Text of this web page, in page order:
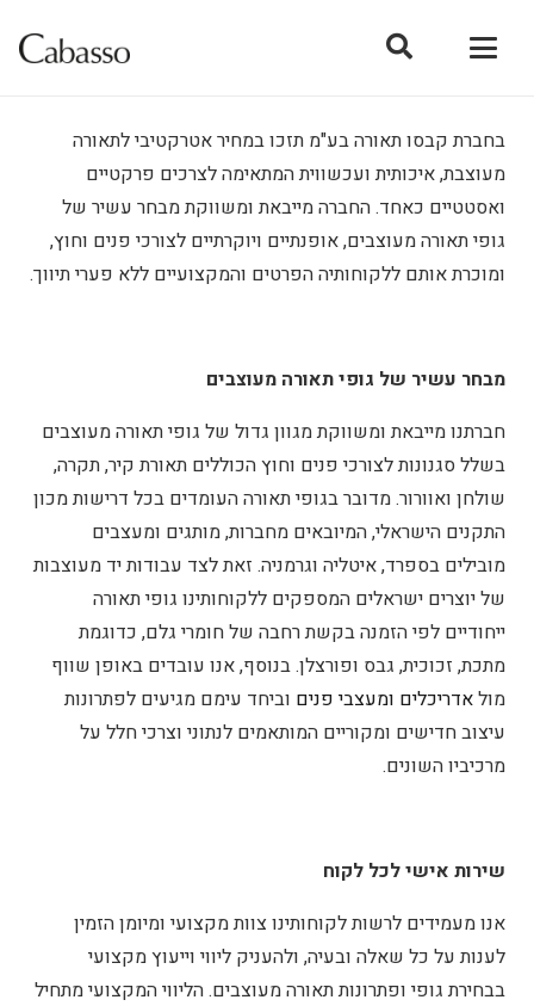
בחברת קבסו תאורה בע"מ תזכו במחיר אטרקטיבי לתאורה
מעוצבת, איכותית ועכשווית המתאימה לצרכים פרקטיים
ואסטטיים כאחד. החברה מייבאת ומשווקת מבחר עשיר של
גופי תאורה מעוצבים, אופנתיים ויוקרתיים לצורכי פנים וחוץ,
ומוכרת אותם ללקוחותיה הפרטים והמקצועיים ללא פערי תיווך.
מבחר עשיר של גופי תאורה מעוצבים
חברתנו מייבאת ומשווקת מגוון גדול של גופי תאורה מעוצבים
בשלל סגנונות לצורכי פנים וחוץ הכוללים תאורת קיר, תקרה,
שולחן ואוורור. מדובר בגופי תאורה העומדים בכל דרישות מכון
התקנים הישראלי, המיובאים מחברות, מותגים ומעצבים
מובילים בספרד, איטליה וגרמניה. זאת לצד עבודות יד מעוצבות
של יוצרים ישראלים המספקים ללקוחותינו גופי תאורה
ייחודיים לפי הזמנה בקשת רחבה של חומרי גלם, כדוגמת
מתכת, זכוכית, גבס ופורצלן. בנוסף, אנו עובדים באופן שווף
מולאדריכלים ומעצבי פנים וביחד עימם מגיעים לפתרונות
עיצוב חדישים ומקוריים המותאמים לנתוני וצרכי חלל על
מרכיביו השונים.
שירות אישי לכל לקוח
אנו מעמידים לרשות לקוחותינו צוות מקצועי ומיומן הזמין
לענות על כל שאלה ובעיה, ולהעניק ליווי וייעוץ מקצועי
בבחירת גופי ופתרונות תאורה מעוצבים. הליווי המקצועי מתחיל